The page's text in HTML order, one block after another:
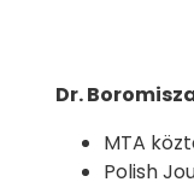
Dr.
MTA
Polish